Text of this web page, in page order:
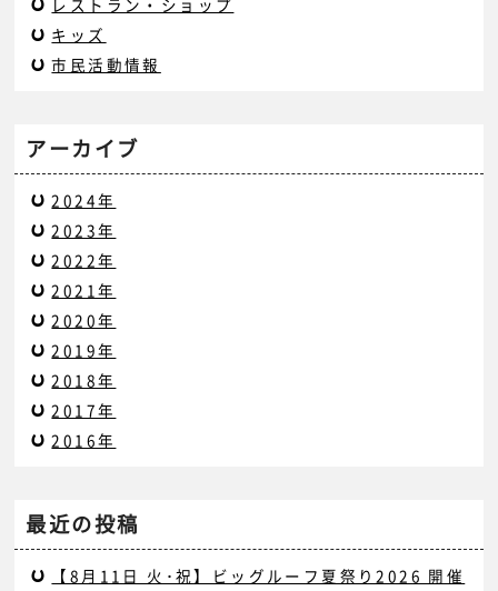
キッズ
市民活動情報
アーカイブ
2024年
2023年
2022年
2021年
2020年
2019年
2018年
2017年
2016年
最近の投稿
【8月11日 火･祝】ビッグルーフ夏祭り2026 開催